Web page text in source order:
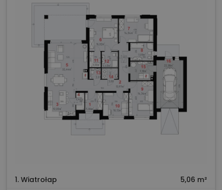
1. Wiatrołap
5,06 m²